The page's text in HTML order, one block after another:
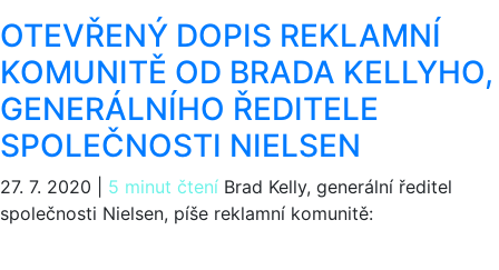
OTEVŘENÝ DOPIS REKLAMNÍ
KOMUNITĚ OD BRADA KELLYHO,
GENERÁLNÍHO ŘEDITELE
SPOLEČNOSTI NIELSEN
27. 7. 2020 5 minut čtení Brad Kelly, generální ředitel
společnosti Nielsen, píše reklamní komunitě: